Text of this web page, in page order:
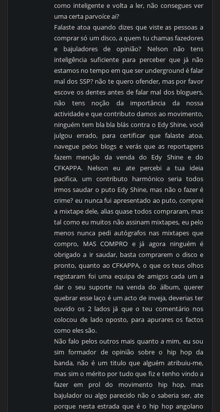
como inteligente e volta a ler, não consegues ver
uma certa parvoíce ai?
Falaste atoa quando dizes que viste as pessoas a
comprar só um disco, a quem tu chamas fazedores
e bajuladores de opinião? Nelson não tens
inteligência suficiente para perceber que já não
estamos no tempo em que ser underground é falar
mal dos SSP? não te quero ofender, mas por favor
escove os dentes antes de falar mal dos bloguers,
não tens noção da importância da nossa
actividade e que contributo damos ao movimento,
ninguém tem bla bla blás contra o Edy Shine, você
julgou errado, para certificar que falaste atoa,
navegue pelos blogs e verás que as reportagens
fazem menção da venda do Edy Shine e do
CFKAPPA. Nelson eu ate percebi a tua ideia
pacifica, um contributo harmónico seria todos
irmos saudar o puto Edy Shine, mas não o fazer é
crime? eu nunca fui apresentado ao puto, comprei
a mixtape dele, alias quase todos compraram, mas
tal como eu muitos não assinam mixtapes, eu pelo
menos nunca pedi autógrafos nas mixtapes que
compro, MAS COMPRO e já agora ninguém é
obrigado a ir saudar, basta comprarem o disco e
pronto, quanto ao CFKAPPA, o que os teus olhos
registaram foi uma equipa de amigos cada um a
dar o seu suporte na venda do álbum, querer
quebrar esse laço é um acto de inveja, deverias ter
ouvido os 2 lados já que o teu comentário nos
colocou de lado oposto, para apurares os factos
como eles são.
Não falo pelos outros mais quanto a mim, eu sou
sim formador de opinião sobre o hip hop da
banda, não é um titulo que alguém atribuiu-me,
mas sim o mérito por tudo que fiz e tenho vindo a
fazer em prol do movimento hip hop, mas
bajulador ou algo parecido não o saberia ser, ate
porque nesta estrada que é o hip hop angolano